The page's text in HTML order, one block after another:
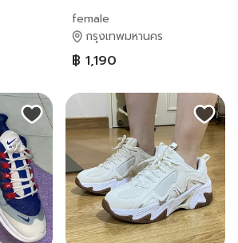
female
กรุงเทพมหานคร
฿ 1,190